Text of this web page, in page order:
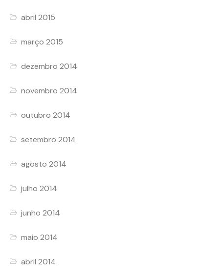
abril 2015
março 2015
dezembro 2014
novembro 2014
outubro 2014
setembro 2014
agosto 2014
julho 2014
junho 2014
maio 2014
abril 2014